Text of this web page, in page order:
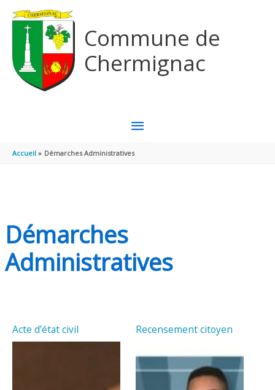
Commune de
Chermignac
MENU
PRINCIPAL
Accueil Démarches Administratives
Démarches
Administratives
Acte d’état civil Recensement citoyen